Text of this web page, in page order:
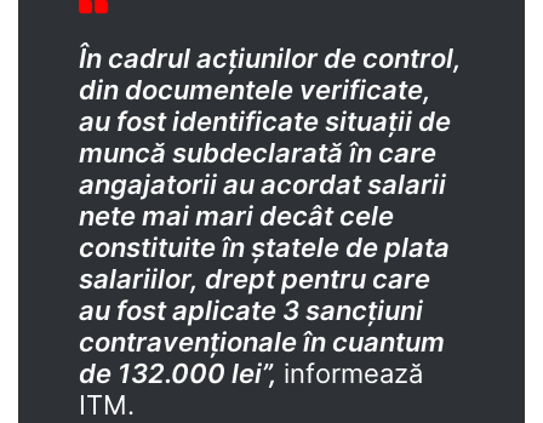
În cadrul acțiunilor de control,
din documentele verificate,
au fost identificate situații de
muncă subdeclarată în care
angajatorii au acordat salarii
nete mai mari decât cele
constituite în ștatele de plata
salariilor, drept pentru care
au fost aplicate 3 sancțiuni
contravenționale în cuantum
de 132.000 lei”, informează
ITM.